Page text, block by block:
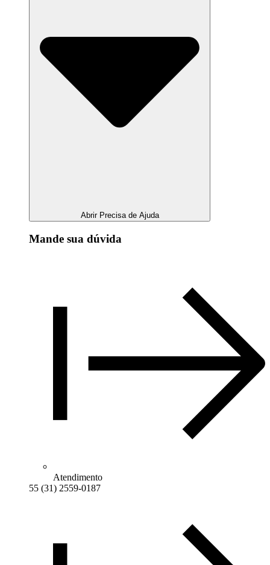
Abrir Precisa de Ajuda
Mande sua dúvida
Atendimento
55 (31) 2559-0187